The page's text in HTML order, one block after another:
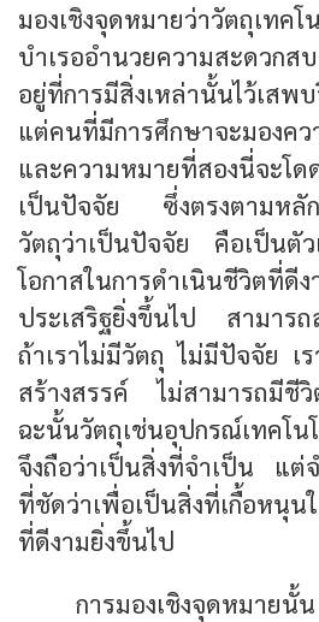
มองเชิงจุดหมายว่าวัตถุเทคโ
บำเรออำนวยความสะดวก
อยู่ที่การมีสิ่งเหล่านั้นไว้เสพ
แต่คนที่มีการศึกษาจะมองค
และความหมายที่สองนี่จะโ
เป็นปัจจัย ซึ่งตรงตามหลัก
วัตถุว่าเป็นปัจจัย คือเป็นตั
โอกาสในการดำเนินชีวิต
ประเสริฐยิ่งขึ้นไป สามารถ
ถ้าเราไม่มีวัตถุ ไม่มีปัจจัย เ
สร้างสรรค์ ไม่สามารถมีชี
ฉะนั้นวัตถุเช่นอุปกรณ์เทคโน
จึงถือว่าเป็นสิ่งที่จำเป็น แต่
ที่ชัดว่าเพื่อเป็นสิ่งที่เกื้อหนุน
ที่ดีงามยิ่งขึ้นไป
การมองเชิงจุดหมาย